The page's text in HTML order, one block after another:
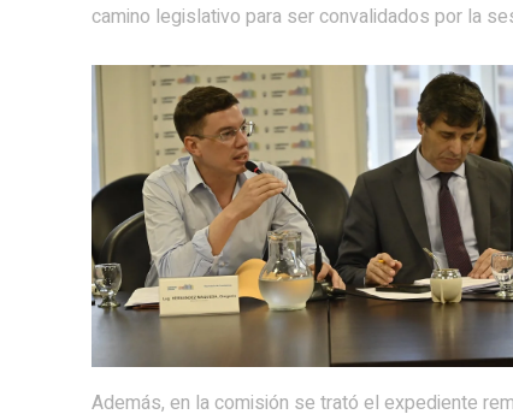
camino legislativo para ser convalidados por la
Además, en la comisión se trató el expediente